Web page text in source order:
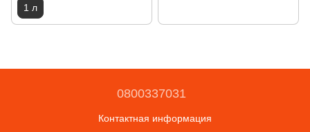
1 л
0800337031
Контактная информация